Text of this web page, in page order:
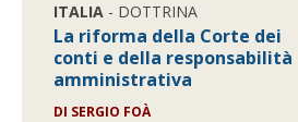
ITALIA - DOTTRINA
La riforma della Corte dei
conti e della responsabilità
amministrativa
DI SERGIO FOÀ